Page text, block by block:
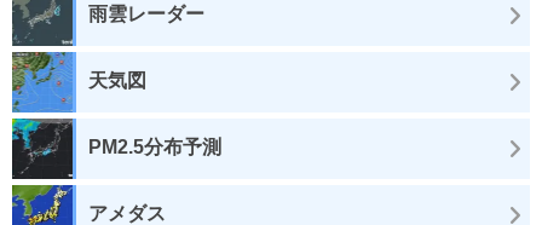
雨雲レーダー
天気図
PM2.5分布予測
アメダス